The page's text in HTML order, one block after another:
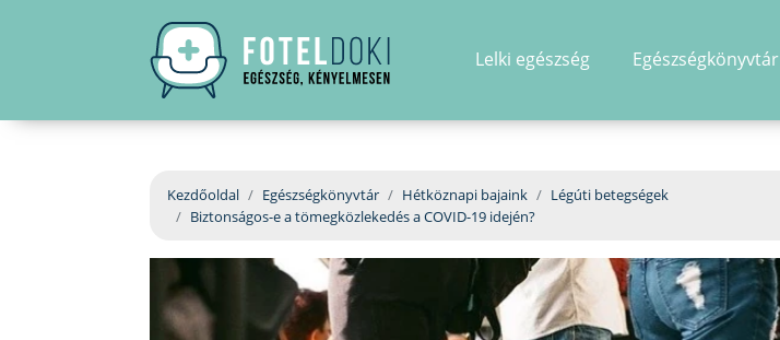
Lelki egészség Egészségkönyvtár
Kezdőoldal Egészségkönyvtár Hétköznapi bajaink
Légúti betegségek
Biztonságos-e a tömegközlekedés a COVID-19 idején?